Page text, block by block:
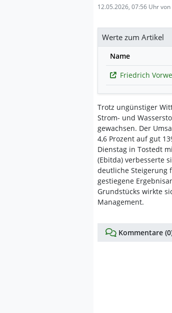
12.05.2026, 07:56 Uhr von
Werte zum Artikel
Name
Friedrich Vorwerk
Trotz ungünstiger
Strom- und
gewachsen. Der
4,6 Prozent auf gut
Dienstag in Tostedt
(Ebitda) verbesserte
deutliche Steigerung
gestiegene
Grundstücks wirkte
Management.
Kommentare